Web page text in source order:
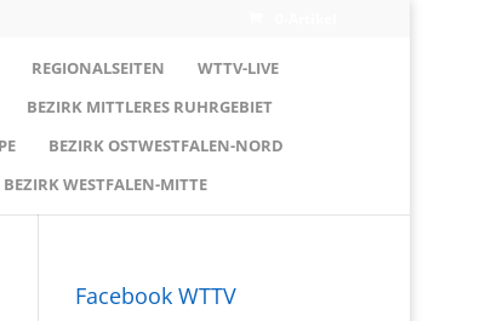
REGIONALSEITEN
WTTV-LIVE
BEZIRK MITTLERES RUHRGEBIET
BEZIRK OSTWESTFALEN-NORD
BEZIRK WESTFALEN-MITTE
Facebook WTTV